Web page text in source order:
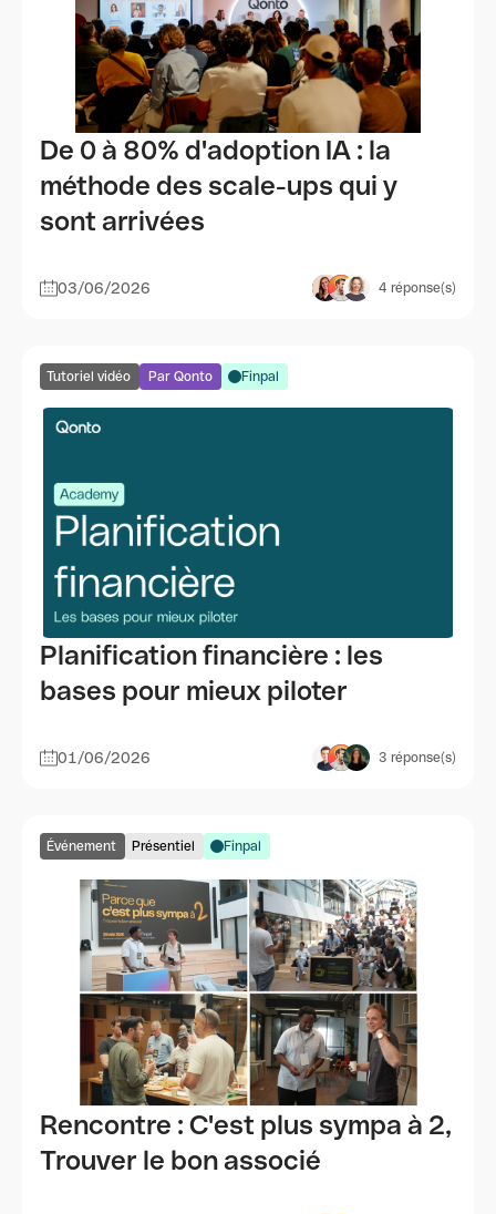
De 0 à 80% d'adoption IA : la
méthode des scale-ups qui y
sont arrivées
03/06/2026 4 réponse(s)
Tutoriel vidéo Par Qonto Finpal
Planification financière : les
bases pour mieux piloter
01/06/2026 3 réponse(s)
Événement Présentiel Finpal
Rencontre : C'est plus sympa à 2,
Trouver le bon associé